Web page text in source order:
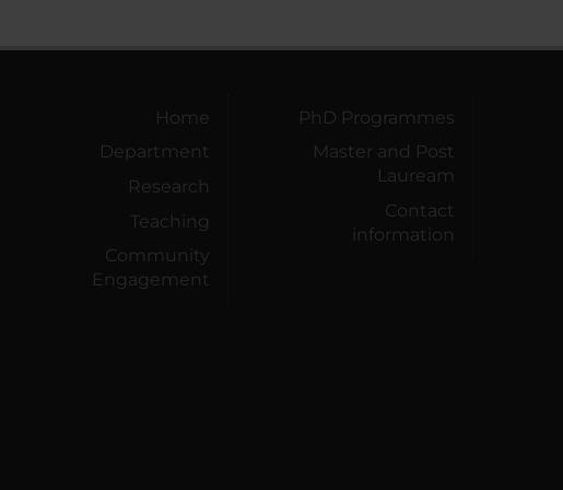
Home
Department
Research
Teaching
Community
Engagement
PhD Programmes
Master and Post
Lauream
Contact
information